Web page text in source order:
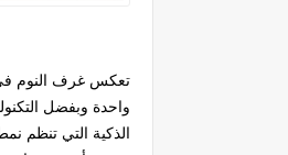
واحدة وبفضل
الذكية التي تنظم